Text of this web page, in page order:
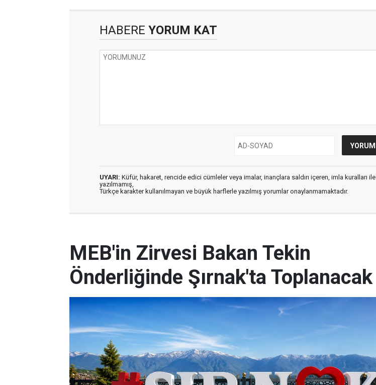
HABERE YORUM KAT
UYARI: Küfür, hakaret, rencide edici cümleler veya imalar, inançlara saldırı içeren, imla kuralları ile
yazılmamış,
Türkçe karakter kullanılmayan ve büyük harflerle yazılmış yorumlar onaylanmamaktadır.
MEB'in Zirvesi Bakan Tekin
Önderliğinde Şırnak'ta Toplanacak